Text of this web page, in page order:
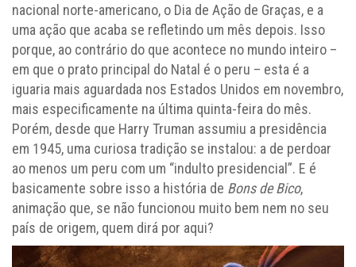
nacional norte-americano, o Dia de Ação de Graças, e a
uma ação que acaba se refletindo um mês depois. Isso
porque, ao contrário do que acontece no mundo inteiro –
em que o prato principal do Natal é o peru – esta é a
iguaria mais aguardada nos Estados Unidos em novembro,
mais especificamente na última quinta-feira do mês.
Porém, desde que Harry Truman assumiu a presidência
em 1945, uma curiosa tradição se instalou: a de perdoar
ao menos um peru com um “indulto presidencial”. E é
basicamente sobre isso a história de Bons de Bico,
animação que, se não funcionou muito bem nem no seu
país de origem, quem dirá por aqui?